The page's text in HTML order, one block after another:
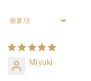
Sort by
Miyuki